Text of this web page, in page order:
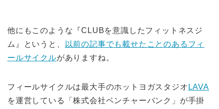
他にもこのような『CLUBを意識したフィットネスジ
ム』というと、
以前の記事でも載せたことのあるフィ
ールサイクルがありますね。
フィールサイクルは最大手のホットヨガスタジオ LAVA
を運営している「株式会社ベンチャーバンク」が手掛